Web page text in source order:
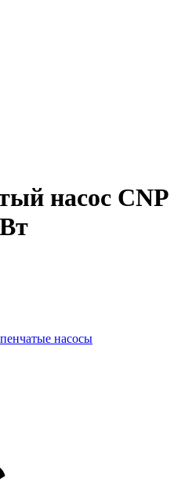
насос CNP
насосы